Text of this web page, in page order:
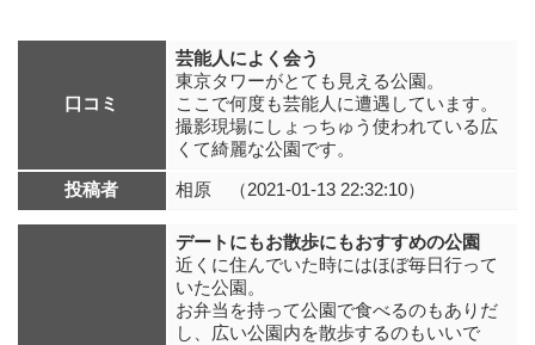
口コミ
芸能人によく会う
東京タワーがとても見える公園。
ここで何度も芸能人に遭遇しています。
撮影現場にしょっちゅう使われている広
くて綺麗な公園です。
投稿者
相原 （2021-01-13 22:32:10）
デートにもお散歩にもおすすめの公園
近くに住んでいた時にはほぼ毎日行って
いた公園。
お弁当を持って公園で食べるのもありだ
し、広い公園内を散歩するのもいいで